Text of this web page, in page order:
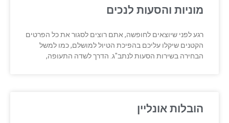
מוניות והסעות לנכים
רגע לפני שיוצאים לחופשה, אתם רוצים לסגור את כל הפרטים
הקטנים שיקלו עליכם בהפיכת הטיול למושלם, כמו למשל
הבחירה בשירות הסעות לנתב"ג. הדרך לשדה התעופה,
הובלות אונליין